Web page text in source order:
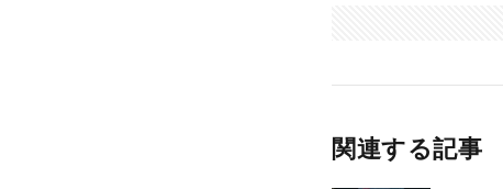
関連する記事